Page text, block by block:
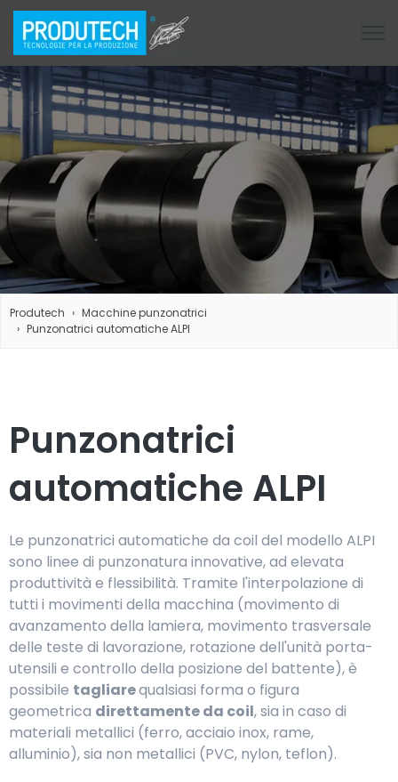
Produtech
Macchine punzonatrici
Punzonatrici automatiche ALPI
Punzonatrici
automatiche ALPI
Le punzonatrici automatiche da coil del modello ALPI
sono linee di punzonatura innovative, ad elevata
produttività e flessibilità. Tramite l'interpolazione di
tutti i movimenti della macchina (movimento di
avanzamento della lamiera, movimento trasversale
delle teste di lavorazione, rotazione dell'unità porta-
utensili e controllo della posizione del battente), è
possibile tagliarequalsiasi forma o figura
geometrica direttamente da coil, sia in caso di
materiali metallici (ferro, acciaio inox, rame,
alluminio), sia non metallici (PVC, nylon, teflon).